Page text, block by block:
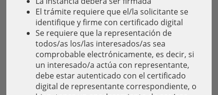
El trámite requiere que el/la solicitante se
identifique y firme con certificado digital
Se requiere que la representación de
todos/as los/las interesados/as sea
comprobable electrónicamente, es decir, si
un interesado/a actúa con representante,
debe estar autenticado con el certificado
digital de representante correspondiente, o